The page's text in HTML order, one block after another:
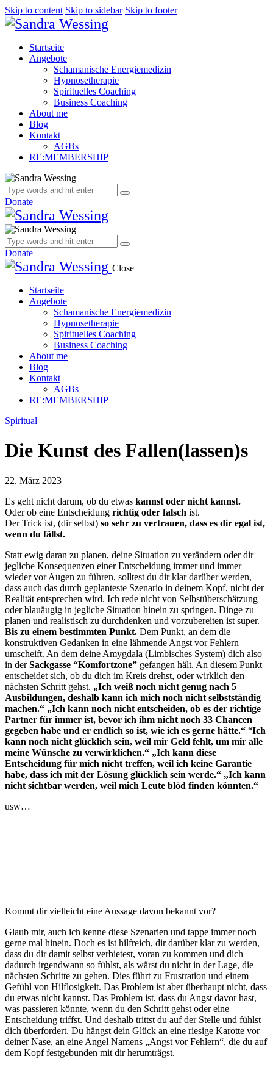
Skip to content Skip to sidebar Skip to footer
Startseite
Angebote
Schamanische Energiemedizin
Hypnosetherapie
Spirituelles Coaching
Business Coaching
About me
Blog
Kontakt
AGBs
RE:MEMBERSHIP
Donate
Donate
Close
Startseite
Angebote
Schamanische Energiemedizin
Hypnosetherapie
Spirituelles Coaching
Business Coaching
About me
Blog
Kontakt
AGBs
RE:MEMBERSHIP
Spiritual
Die Kunst des Fallen(lassen)s
22. März 2023
Es geht nicht darum, ob du etwas kannst oder nicht kannst.
Oder ob eine Entscheidung richtig oder falsch ist.
Der Trick ist, (dir selbst) so sehr zu vertrauen, dass es dir egal ist,
wenn du fällst.
Statt ewig daran zu planen, deine Situation zu verändern oder dir
jegliche Konsequenzen einer Entscheidung immer und immer
wieder vor Augen zu führen, solltest du dir klar darüber werden,
dass auch das durch geplanteste Szenario in deinem Kopf, nicht der
Realität entsprechen wird. Ich rede nicht von Selbstüberschätzung
oder blauäugig in jegliche Situation hinein zu springen. Dinge zu
planen und realistisch zu durchdenken und vorzubereiten ist super.
Bis zu einem bestimmten Punkt. Dem Punkt, an dem die
konstruktiven Gedanken in eine lähmende Angst vor Fehlern
umscheift. An dem deine Amygdala (Limbisches System) dich also
in derSackgasse “Komfortzone” gefangen hält. An diesem Punkt
entscheidet sich, ob du dich im Kreis drehst, oder wirklich den
nächsten Schritt gehst. „Ich weiß noch nicht genug nach 5
Ausbildungen, deshalb kann ich mich noch nicht selbstständig
machen.“ „Ich kann noch nicht entscheiden, ob es der richtige
Partner für immer ist, bevor ich ihm nicht noch 33 Chancen
gegeben habe und er endlich so ist, wie ich es gerne hätte.“ “Ich
kann noch nicht glücklich sein, weil mir Geld fehlt, um mir alle
meine Wünsche zu verwirklichen.“ „Ich kann diese
Entscheidung für mich nicht treffen, weil ich keine Garantie
habe, dass ich mit der Lösung glücklich sein werde.“ „Ich kann
nicht sichtbar werden, weil mich Leute blöd finden könnten.“
usw…
Kommt dir vielleicht eine Aussage davon bekannt vor?
Glaub mir, auch ich kenne diese Szenarien und tappe immer noch
gerne mal hinein. Doch es ist hilfreich, dir darüber klar zu werden,
dass du dir damit selbst verbietest, voran zu kommen und dich
dadurch irgendwann so fühlst, als wärst du nicht in der Lage, die
nächsten Schritte zu gehen. Dies führt zu Frustration und einem
Gefühl von Hilflosigkeit. Das Problem ist aber überhaupt nicht, dass
du etwas nicht kannst. Das Problem ist, dass du Angst davor hast,
was passieren könnte, wenn du den Schritt gehst oder eine
Entscheidung triffst. Und deshalb trittst du auf der Stelle und fühlst
dich überfordert. Du hängst dein Glück an eine riesige Karotte vor
deiner Nase, an eine Angel Namens „Angst vor Fehlern“, die du auf
dem Kopf festgebunden mit dir herumträgst.